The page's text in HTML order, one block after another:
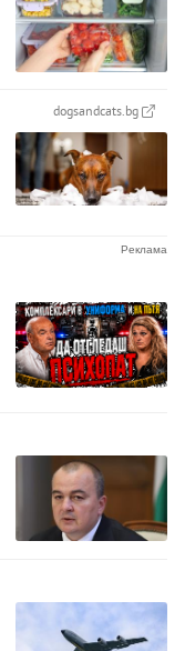
dogsandcats.bg